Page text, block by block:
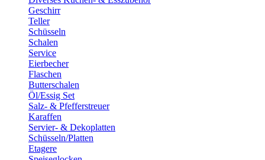
Geschirr
Teller
Schüsseln
Schalen
Service
Eierbecher
Flaschen
Butterschalen
Öl/Essig Set
Salz- & Pfefferstreuer
Karaffen
Servier- & Dekoplatten
Schüsseln/Platten
Etagere